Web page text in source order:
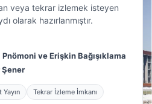
veya tekrar izlemek isteyen
olarak hazırlanmıştır.
ve Erişkin Bağışıklama
Şener
Yayın Tekrar İzleme İmkanı